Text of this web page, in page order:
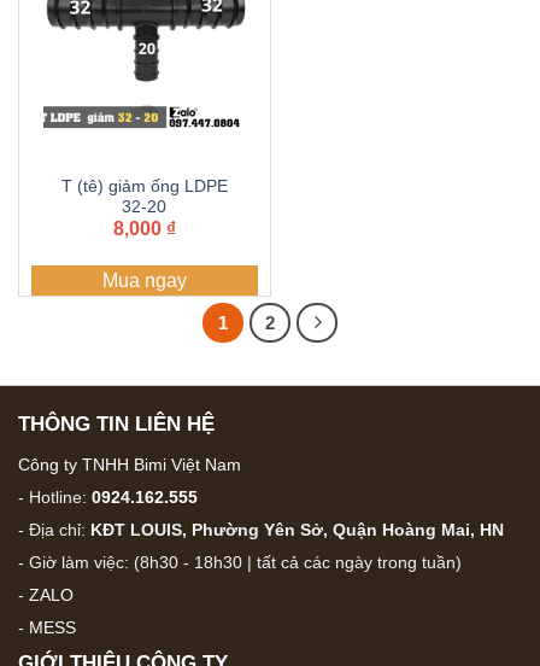
T (tê) giảm ống LDPE
32-20
8,000 ₫
Mua ngay
1 2
THÔNG TIN LIÊN HỆ
Công ty TNHH Bimi Việt Nam
- Hotline: 0924.162.555
- Địa chỉ: KĐT LOUIS, Phường Yên Sở, Quận Hoàng Mai, HN
- Giờ làm việc: (8h30 - 18h30 | tất cả các ngày trong tuần)
- ZALO
- MESS